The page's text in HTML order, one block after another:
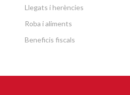
Llegats i herències
Roba i aliments
Beneficis fiscals